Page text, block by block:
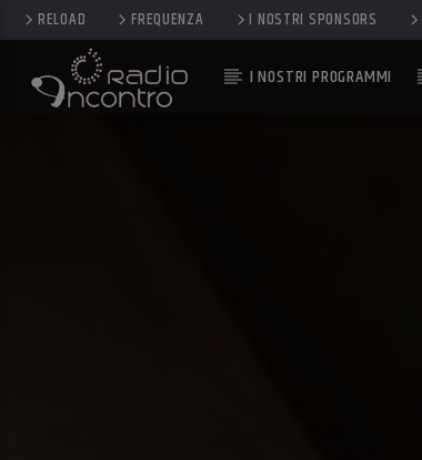
RELOAD FREQUENZA I NOSTRI SPONSORS
I NOSTRI PROGRAMMI